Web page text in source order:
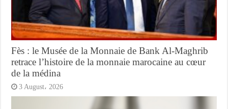
Fès : le Musée de la Monnaie de Bank Al-Maghrib
retrace l’histoire de la monnaie marocaine au cœur
de la médina
3 August، 2026